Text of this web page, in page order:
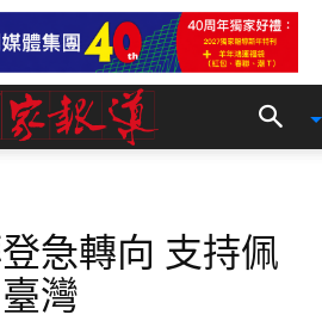
急轉向 支持佩
灣